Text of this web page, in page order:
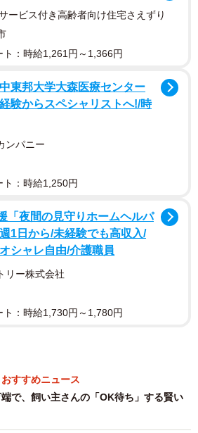
て、というか、Ready!って感じはあ
うしたのでしょうか、飼い主さん
お利口さん
ようとしたら、フードストッカーを
ードが飛び散ってしまいました」
間に絶望感と共に、勝手に食べ始
サインを待っているエマがえらい
！
片づけ作業に関しては「大きな塊
ービス付き高齢者向け住宅さえずり
ト：時給1,261円～1,366円
東邦大学大森医療センター
験からスペシャリストへ!/時
ンパニー
ト：時給1,250円
「夜間の見守りホームヘルパ
1日から/未経験でも高収入/
シャレ自由/介護職員
リー株式会社
ト：時給1,730円～1,780円
おすすめニュース
端で、飼い主さんの「OK待ち」する賢い